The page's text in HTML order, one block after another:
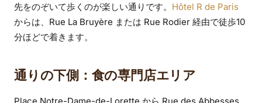
先をのぞいて歩くのが楽しい通りです。 Hôtel R de Paris
からは、Rue La Bruyère または Rue Rodier 経由で徒歩10
分ほどで着きます。
通りの下側：食の専門店エリア